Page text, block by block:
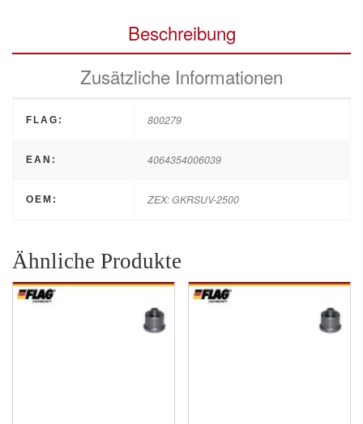
Beschreibung
Zusätzliche Informationen
FLAG: 800279
EAN: 4064354006039
OEM: ZEX: GKRSUV-2500
Ähnliche Produkte